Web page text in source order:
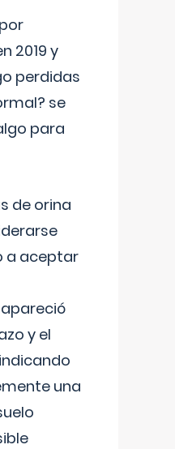
2019 y
perdidas
se
para
de orina
a aceptar
y el
una